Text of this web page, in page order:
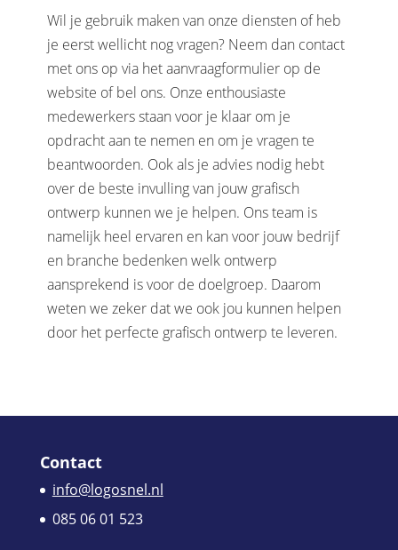
Wil je gebruik maken van onze diensten of heb
je eerst wellicht nog vragen? Neem dan contact
met ons op via het aanvraagformulier op de
website of bel ons. Onze enthousiaste
medewerkers staan voor je klaar om je
opdracht aan te nemen en om je vragen te
beantwoorden. Ook als je advies nodig hebt
over de beste invulling van jouw grafisch
ontwerp kunnen we je helpen. Ons team is
namelijk heel ervaren en kan voor jouw bedrijf
en branche bedenken welk ontwerp
aansprekend is voor de doelgroep. Daarom
weten we zeker dat we ook jou kunnen helpen
door het perfecte grafisch ontwerp te leveren.
Contact
info@logosnel.nl
085 06 01 523